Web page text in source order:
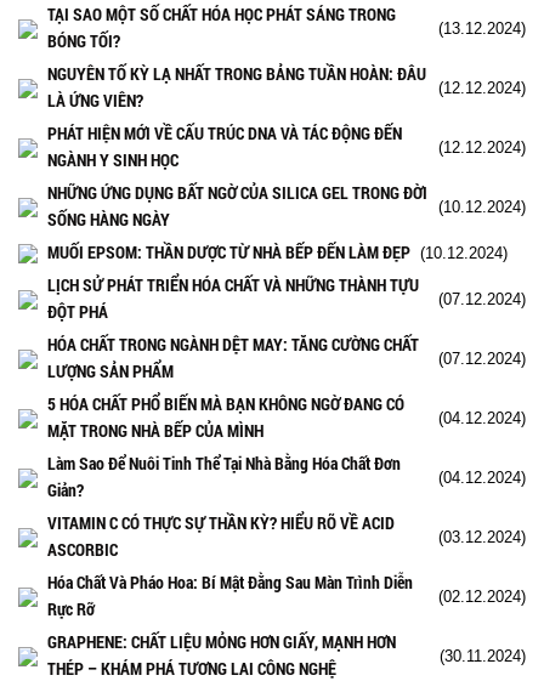
TẠI SAO MỘT SỐ CHẤT HÓA HỌC PHÁT SÁNG TRONG
BÓNG TỐI?
(13.12.2024)
NGUYÊN TỐ KỲ LẠ NHẤT TRONG BẢNG TUẦN HOÀN: ĐÂU
LÀ ỨNG VIÊN?
(12.12.2024)
PHÁT HIỆN MỚI VỀ CẤU TRÚC DNA VÀ TÁC ĐỘNG ĐẾN
NGÀNH Y SINH HỌC
(12.12.2024)
NHỮNG ỨNG DỤNG BẤT NGỜ CỦA SILICA GEL TRONG ĐỜI
SỐNG HÀNG NGÀY
(10.12.2024)
MUỐI EPSOM: THẦN DƯỢC TỪ NHÀ BẾP ĐẾN LÀM ĐẸP (10.12.2024)
LỊCH SỬ PHÁT TRIỂN HÓA CHẤT VÀ NHỮNG THÀNH TỰU
ĐỘT PHÁ
(07.12.2024)
HÓA CHẤT TRONG NGÀNH DỆT MAY: TĂNG CƯỜNG CHẤT
LƯỢNG SẢN PHẨM
(07.12.2024)
5 HÓA CHẤT PHỔ BIẾN MÀ BẠN KHÔNG NGỜ ĐANG CÓ
MẶT TRONG NHÀ BẾP CỦA MÌNH
(04.12.2024)
Làm Sao Để Nuôi Tinh Thể Tại Nhà Bằng Hóa Chất Đơn
Giản?
(04.12.2024)
VITAMIN C CÓ THỰC SỰ THẦN KỲ? HIỂU RÕ VỀ ACID
ASCORBIC
(03.12.2024)
Hóa Chất Và Pháo Hoa: Bí Mật Đằng Sau Màn Trình Diễn
Rực Rỡ
(02.12.2024)
GRAPHENE: CHẤT LIỆU MỎNG HƠN GIẤY, MẠNH HƠN
THÉP – KHÁM PHÁ TƯƠNG LAI CÔNG NGHỆ
(30.11.2024)